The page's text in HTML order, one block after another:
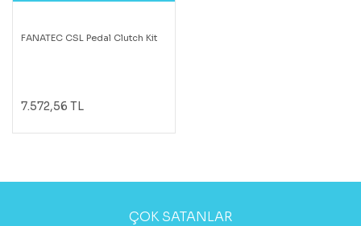
FANATEC CSL Pedal Clutch Kit
7.572,56 TL
ÇOK SATANLAR